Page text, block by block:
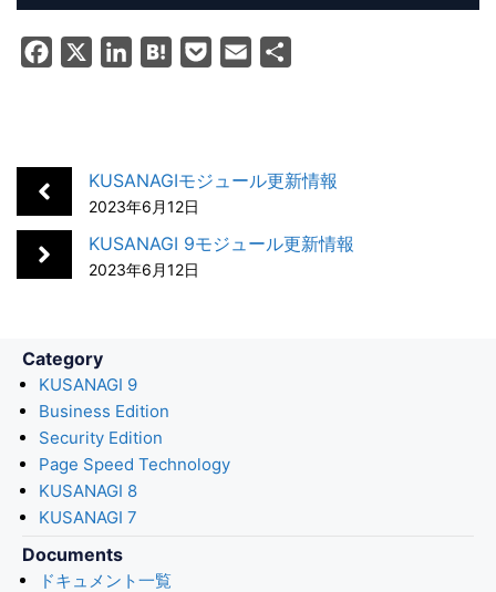
o
e
d
I
n
n
a
e
l
KUSANAGIモジュール更新情報
2023年6月12日
KUSANAGI 9モジュール更新情報
2023年6月12日
Category
KUSANAGI 9
Business Edition
Security Edition
Page Speed Technology
KUSANAGI 8
KUSANAGI 7
Documents
ドキュメント一覧